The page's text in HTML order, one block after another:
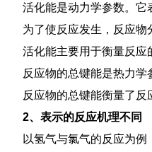
活化能是动力学参数。它
为了使反应发生，反应物
活化能主要用于衡量反应
反应物的总键能是热力学
反应物的总键能衡量了反
2、表示的反应机理不同
以氢气与氯气的反应为例